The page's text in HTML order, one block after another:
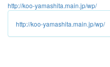
http://koo-yamashita.main.jp/wp/
http://koo-yamashita.main.jp/wp/